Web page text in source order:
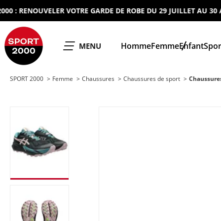
VOTRE GARDE DE ROBE DU 29 JUILLET AU 30
OUVRIR LE
MENU HommeFemmeEnfant
SPORT 2000 Femme Chaussures Chaussures de sport